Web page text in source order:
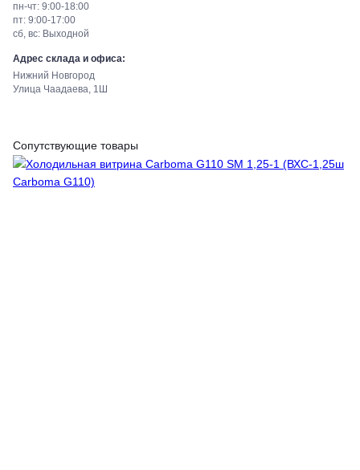
пн-чт: 9:00-18:00
пт: 9:00-17:00
сб, вс: Выходной
Адрес склада и офиса:
Нижний Новгород
Улица Чаадаева, 1Ш
Сопутствующие товары